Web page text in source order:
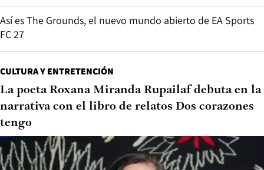
Así es The Grounds, el nuevo mundo abierto de EA Sports
FC 27
CULTURA Y ENTRETENCIÓN
La poeta Roxana Miranda Rupailaf debuta en la
narrativa con el libro de relatos Dos corazones
tengo